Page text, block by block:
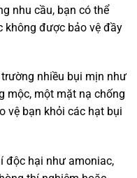
nhu cầu, bạn có thể
không được bảo vệ đầy
nhiều bụi mịn như
mộc, một mặt nạ chống
vệ bạn khỏi các hạt bụi
độc hại như amoniac,